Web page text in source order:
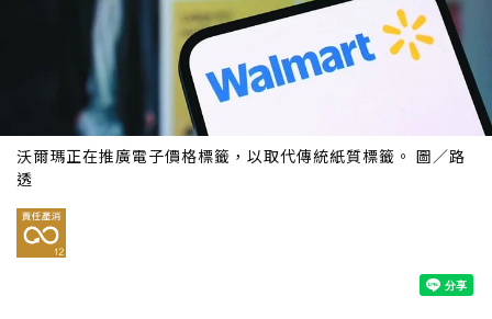
沃爾瑪正在推廣電子價格標籤，以取代傳統紙質標籤。 圖／路
透